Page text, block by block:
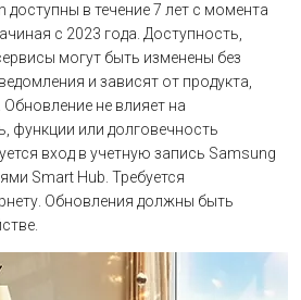
в течение 7 лет с момента
с 2023 года. Доступность,
могут быть изменены без
и зависят от продукта,
не влияет на
функции или долговечность
вход в учетную запись Samsung
Smart Hub. Требуется
Обновления должны быть